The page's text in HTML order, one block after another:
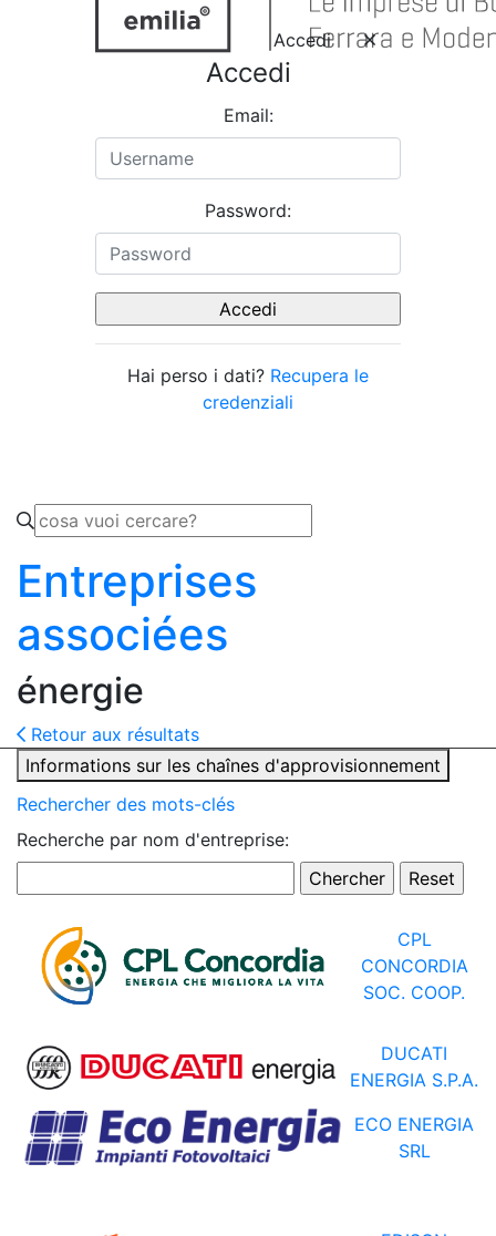
Accedi
Accedi
Email:
Password:
Hai perso i dati? Recupera le
credenziali
Entreprises
associées
énergie
Retour aux résultats
Informations sur les chaînes d'approvisionnement
Rechercher des mots-clés
Recherche par nom d'entreprise:
CPL
CONCORDIA
SOC. COOP.
DUCATI
ENERGIA S.P.A.
ECO ENERGIA
SRL